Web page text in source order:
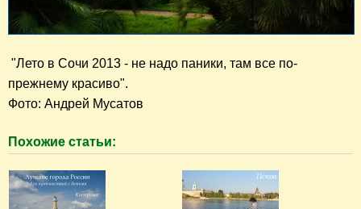
"Лето в Сочи 2013 - не надо паники, там все по-
Фото: Андрей Мусатов
Похожие статьи: